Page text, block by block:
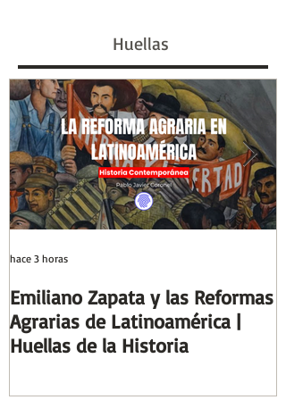
Huellas
Emiliano Zapata y las Reformas
Agrarias de Latinoamérica |
Huellas de la Historia
hace 3 horas